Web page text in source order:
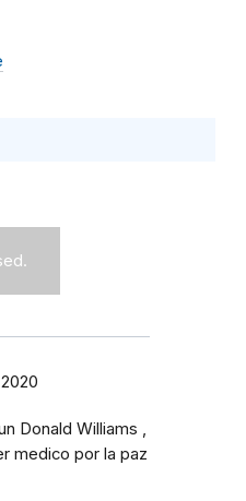
Donald Williams ,
medico por la paz